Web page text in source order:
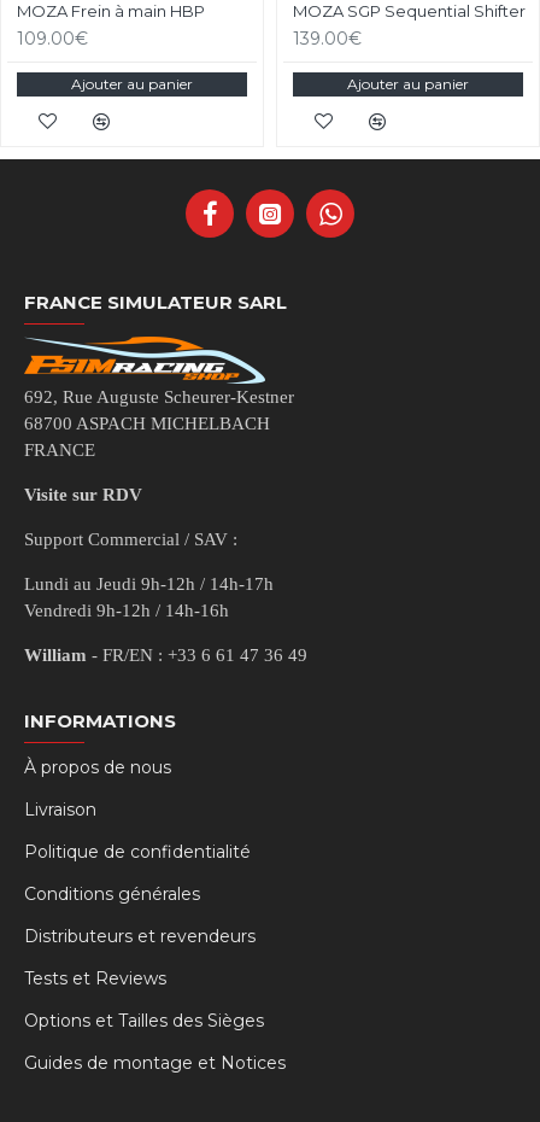
MOZA Frein à main HBP
109.00€
Ajouter au panier
MOZA SGP Sequential Shifter
139.00€
Ajouter au panier
FRANCE SIMULATEUR SARL
692, Rue Auguste Scheurer-Kestner
68700 ASPACH MICHELBACH
FRANCE
Visite sur RDV
Support Commercial / SAV :
Lundi au Jeudi 9h-12h / 14h-17h
Vendredi 9h-12h / 14h-16h
William - FR/EN : +33 6 61 47 36 49
INFORMATIONS
À propos de nous
Livraison
Politique de confidentialité
Conditions générales
Distributeurs et revendeurs
Tests et Reviews
Options et Tailles des Sièges
Guides de montage et Notices